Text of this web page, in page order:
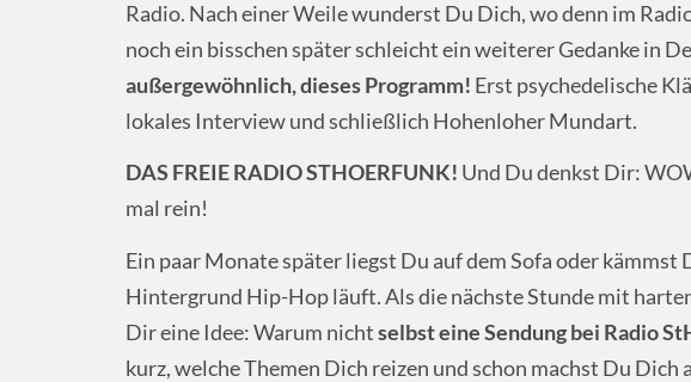
Radio. Nach einer Weile wunderst Du Dich, wo denn im
noch ein bisschen später schleicht ein weiterer Gedanke in
außergewöhnlich, dieses Programm! Erst psychedelische
lokales Interview und schließlich Hohenloher Mundart.
DAS FREIE RADIO STHOERFUNK! Und Du denkst Dir:
mal rein!
Ein paar Monate später liegst Du auf dem Sofa oder kämmst
Hintergrund Hip-Hop läuft. Als die nächste Stunde mit
Dir eine Idee: Warum nichtselbst eine Sendung bei Radio
kurz, welche Themen Dich reizen und schon machst Du Dich